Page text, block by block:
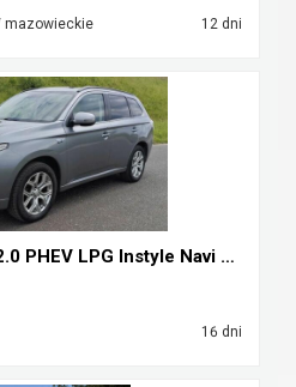
mazowieckie 12 dni
Mitsubishi Outlander 2.0 PHEV LPG Instyle Navi Plu...
16 dni